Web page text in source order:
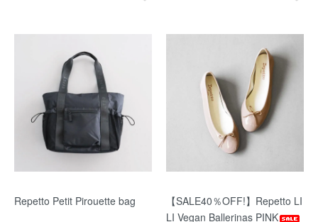
Repetto Petit Pirouette bag
【SALE40％OFF!】Repetto LI
LI Vegan Ballerinas PINK